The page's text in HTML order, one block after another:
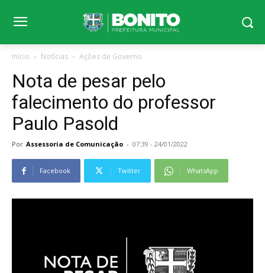
Início Notícias Ações de Governo
Nota de pesar pelo
falecimento do professor
Paulo Pasold
Por Assessoria de Comunicação - 07:39 - 24/01/2022
Facebook Twitter WhatsApp